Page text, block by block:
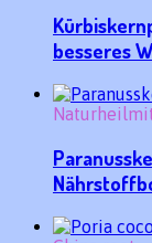
besseres